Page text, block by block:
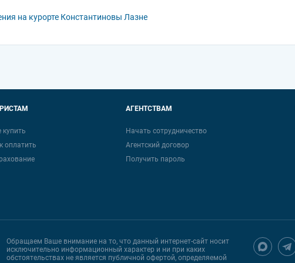
на курорте Константиновы Лазне
купить
оплатить
АГЕНТСТВАМ
Начать сотрудничество
Агентский договор
Получить пароль
Обращаем Ваше внимание на то, что данный интернет-сайт носит
исключительно информационный характер и ни при каких
обстоятельствах не является публичной офертой, определяемой